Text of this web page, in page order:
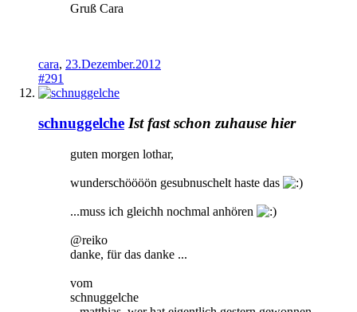
Gruß Cara
cara, 23.Dezember.2012
#291
schnuggelche Ist fast schon zuhause hier
guten morgen lothar,
wunderschöööön gesubnuschelt haste das
...muss ich gleichh nochmal anhören
@reiko
danke, für das danke ...
vom
schnuggelche